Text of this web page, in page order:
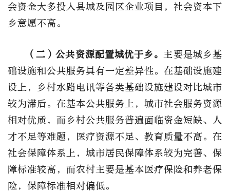
会资金大多投入县城及园区企业项目，社会资本下
乡意愿不高。
（二）公共资源配置城优于乡。 主要是城乡基
础设施和公共服务具有一定差异性。在基础设施建
设上，乡村水路电讯等各类基础设施建设对比城市
较为滞后。在基本公共服务上，城市社会服务资源
相对优质，而乡村公共服务普遍面临资金短缺、人
才不足等难题，医疗资源不足、教育质量不高。在
社会保障体系上，城市居民保障体系较为完善、保
障标准较高，而农村主要是基本医疗保险和养老保
险，保障标准相对偏低。